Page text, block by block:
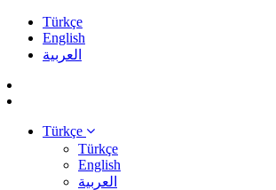
Türkçe
English
العربية
Türkçe
Türkçe
English
العربية